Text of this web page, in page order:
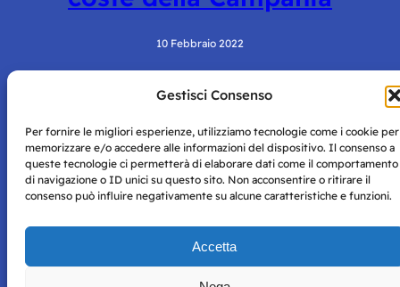
Gestisci Consenso
Per fornire le migliori esperienze, utilizziamo tecnologie come i cookie per
memorizzare e/o accedere alle informazioni del dispositivo. Il consenso a
queste tecnologie ci permetterà di elaborare dati come il comportamento
di navigazione o ID unici su questo sito. Non acconsentire o ritirare il
consenso può influire negativamente su alcune caratteristiche e funzioni.
Accetta
10 Febbraio 2022
Napoli con autorizzazione numero 38 del 25/9/2019.
Tutte le immagini e i contenuti su questo sito sono forniti